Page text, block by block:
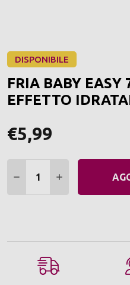
DISPONIBILE
FRIA BABY EASY
EFFETTO
€5,99
DIMINUIRE QUANTITÀ:
AUMENTARE